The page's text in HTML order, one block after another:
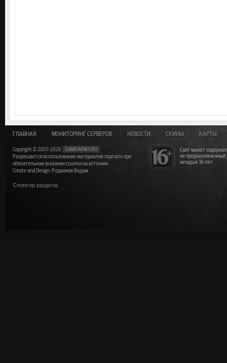
Сайт может
не
младше 16 лет
ГЛАВНАЯ МОНИТОРИНГ СЕРВЕРОВ НОВОСТИ СКИНЫ КАРТЫ
Copyright © 2007-2026
GAMEARMY.RU
Разрешается использование материалов портала при
обязательном указании ссылки на источник
Create and Design: Родионов Вадим
Спонсор раздела: